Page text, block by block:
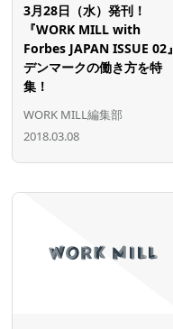
3月28日（水）発刊！
『WORK MILL with
Forbes JAPAN ISSUE 02』
デンマークの働き方を特
集！
WORK MILL編集部
2018.03.08